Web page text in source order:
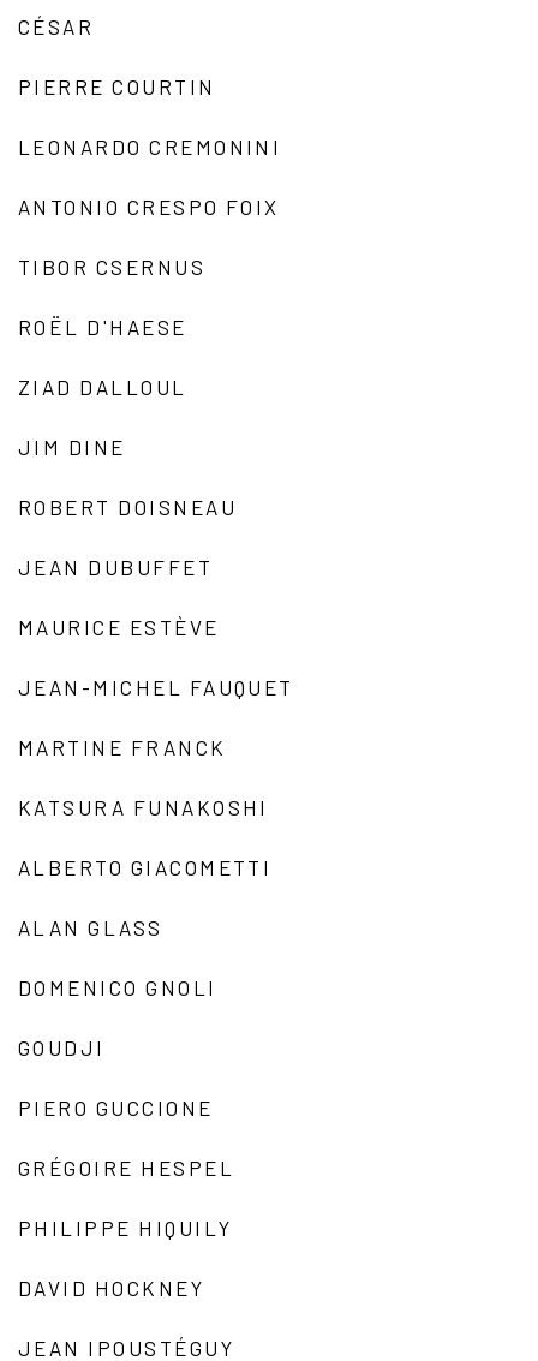
CÉSAR
PIERRE COURTIN
LEONARDO CREMONINI
ANTONIO CRESPO FOIX
TIBOR CSERNUS
ROËL D'HAESE
ZIAD DALLOUL
JIM DINE
ROBERT DOISNEAU
JEAN DUBUFFET
MAURICE ESTÈVE
JEAN-MICHEL FAUQUET
MARTINE FRANCK
KATSURA FUNAKOSHI
ALBERTO GIACOMETTI
ALAN GLASS
DOMENICO GNOLI
GOUDJI
PIERO GUCCIONE
GRÉGOIRE HESPEL
PHILIPPE HIQUILY
DAVID HOCKNEY
JEAN IPOUSTÉGUY